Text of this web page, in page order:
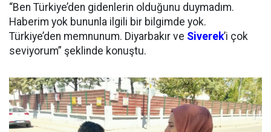
“Ben Türkiye’den gidenlerin olduğunu duymadım.
Haberim yok bununla ilgili bir bilgimde yok.
Türkiye’den memnunum. Diyarbakır ve Siverek’i çok
seviyorum” şeklinde konuştu.